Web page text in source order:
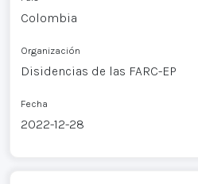
Colombia
Organización
Disidencias de las FARC-EP
Fecha
2022-12-28